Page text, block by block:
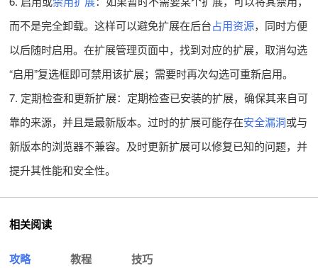
而不是完全卸载。这样可以避免扩展在后台占用资源，同时方便
以后随时启用。在扩展管理页面中，找到对应的扩展，取消勾选
“启用”复选框即可禁用该扩展；需要时再次勾选可重新启用。
7. 定期检查和更新扩展：定期检查已安装的扩展，确保其来自可
靠的来源，并且是最新版本。过时的扩展可能存在安全漏洞或与
新版本的浏览器不兼容。及时更新扩展可以修复已知的问题，并
提升其性能和安全性。
相关阅读
攻略 教程 技巧